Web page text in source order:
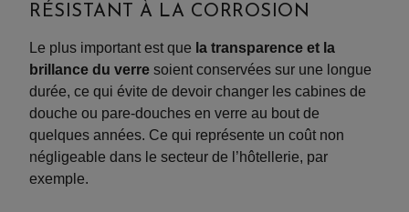
RÉSISTANT À LA CORROSION
Le plus important est que la transparence et la
brillance du verre soient conservées sur une longue
durée, ce qui évite de devoir changer les cabines de
douche ou pare-douches en verre au bout de
quelques années. Ce qui représente un coût non
négligeable dans le secteur de l’hôtellerie, par
exemple.